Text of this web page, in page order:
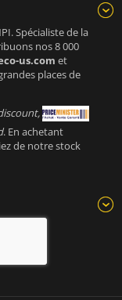
Spécialiste de la
nos 8 000
us.com et
places de
. En achetant
de notre stock